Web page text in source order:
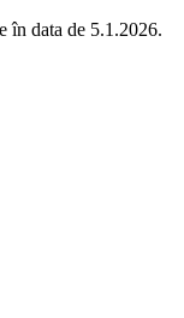
în data de 5.1.2026.